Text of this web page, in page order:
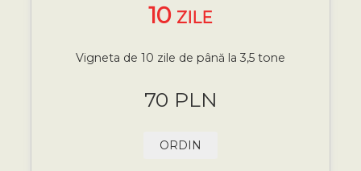
10 ZILE
Vigneta de 10 zile de până la 3,5 tone
70 PLN
ORDIN